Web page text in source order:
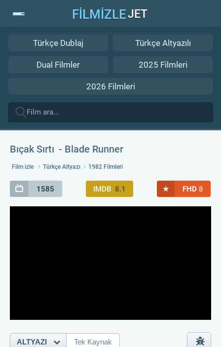
FİLMİZLEJET
Türkçe Dublaj Türkçe Altyazılı
Dual Filmler 2025 Filmleri
2026 Filmleri
Bıçak Sırtı Blade Runner
Film izle Türkçe Altyazı 1982 Filmleri
1585 IMDB 8.1 ★ FHD 8
ALTYAZI Tek Kaynak